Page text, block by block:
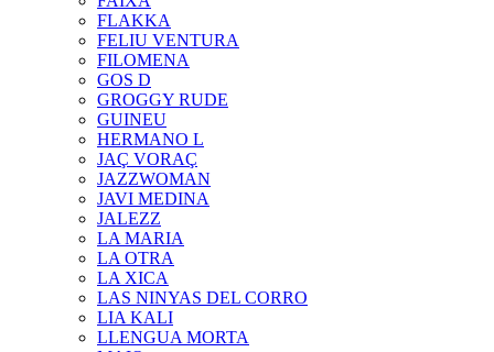
FLAKKA
FELIU VENTURA
FILOMENA
GOS D
GROGGY RUDE
GUINEU
HERMANO L
JAÇ VORAÇ
JAZZWOMAN
JAVI MEDINA
JALEZZ
LA MARIA
LA OTRA
LA XICA
LAS NINYAS DEL CORRO
LIA KALI
LLENGUA MORTA